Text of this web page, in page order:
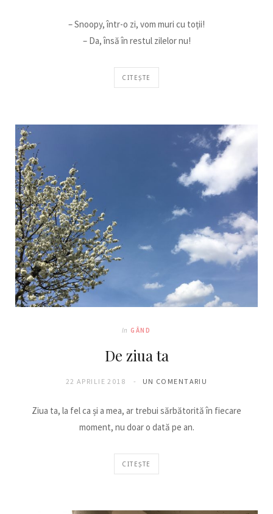
– Snoopy, într-o zi, vom muri cu toții!
– Da, însă în restul zilelor nu!
CITEȘTE
In GÂND
De ziua ta
22 APRILIE 2018 UN COMENTARIU
Ziua ta, la fel ca și a mea, ar trebui sărbătorită în fiecare
moment, nu doar o dată pe an.
CITEȘTE